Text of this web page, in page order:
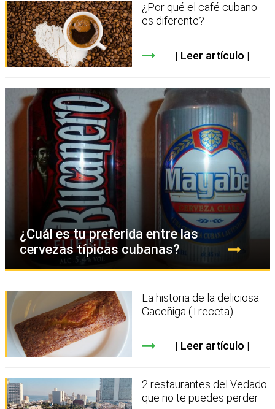
¿Por qué el café cubano
es diferente?
Leer artículo
¿Cuál es tu preferida entre las
cervezas típicas cubanas?
La historia de la deliciosa
Gaceñiga (+receta)
Leer artículo
2 restaurantes del Vedado
que no te puedes perder